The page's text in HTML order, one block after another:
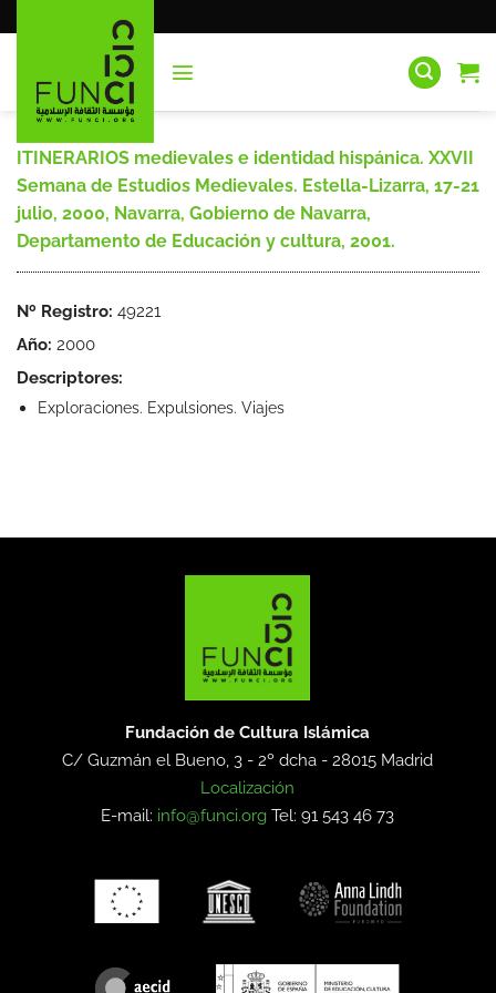
al
ITINERARIOS medievales e identidad hispánica. XXVII
Semana de Estudios Medievales. Estella-Lizarra, 17-21
julio, 2000, Navarra, Gobierno de Navarra,
Departamento de Educación y cultura, 2001.
Nº Registro: 49221
Año: 2000
Descriptores:
Exploraciones. Expulsiones. Viajes
Fundación de Cultura Islámica
C/ Guzmán el Bueno, 3 - 2º dcha -28015 Madrid
Localización
E-mail: info@funci.org Tel: 91 543 46 73